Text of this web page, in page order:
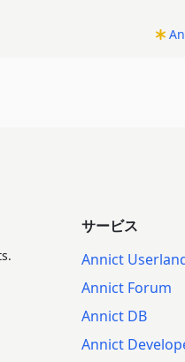
サービス
Annict
Annict Forum
Annict DB
Annict